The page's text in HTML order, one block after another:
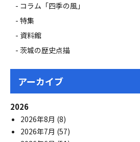
コラム「四季の風」
特集
資料館
茨城の歴史点描
アーカイブ
2026
2026年8月 (8)
2026年7月 (57)